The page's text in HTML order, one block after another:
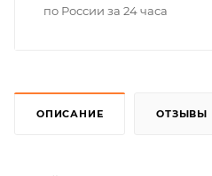
по России за 24 часа
ОПИСАНИЕ ОТЗЫВЫ